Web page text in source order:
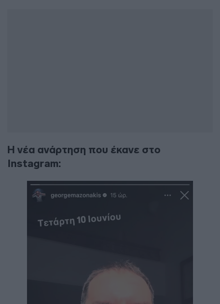
Η νέα ανάρτηση που έκανε στο
Instagram: